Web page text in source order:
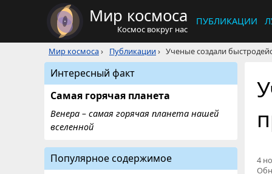
Мир космоса
Космос вокруг нас
ПУБЛИКАЦИИ
Мир космоса› Публикации› Ученые создали
4
Интересный факт
Самая горячая планета
Венера – самая горячая планета нашей
вселенной
Популярное содержимое